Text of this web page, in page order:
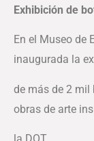
Exhibición de
En el Museo de
inaugurada la
de más de 2 mil
obras de arte